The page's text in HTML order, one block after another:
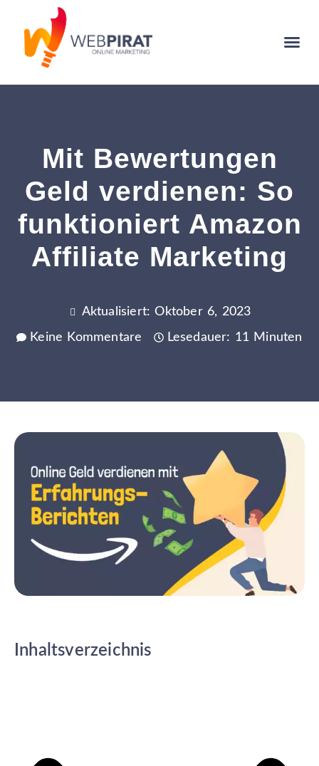
Mit Bewertungen
Geld verdienen: So
funktioniert Amazon
Affiliate Marketing
Aktualisiert: Oktober 6, 2023
Keine Kommentare
Lesedauer: 11 Minuten
Inhaltsverzeichnis